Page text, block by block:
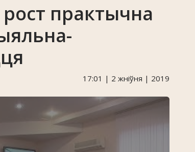
практычна
17:01 | 2 жніўня | 2019